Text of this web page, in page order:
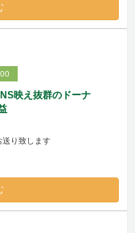
映え抜群のドーナ
送り致します